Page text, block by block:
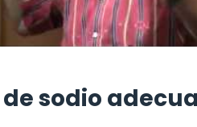
sodio